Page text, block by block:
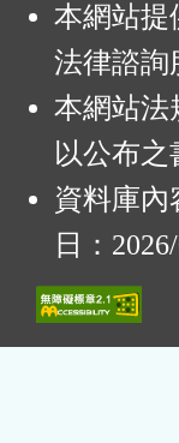
本網站提
法律諮詢
本網站法
以公布之
資料庫
日：